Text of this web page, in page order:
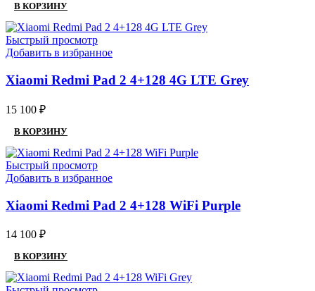
В КОРЗИНУ
Быстрый просмотр
Добавить в избранное
Xiaomi Redmi Pad 2 4+128 4G LTE Grey
15 100 ₽
В КОРЗИНУ
Быстрый просмотр
Добавить в избранное
Xiaomi Redmi Pad 2 4+128 WiFi Purple
14 100 ₽
В КОРЗИНУ